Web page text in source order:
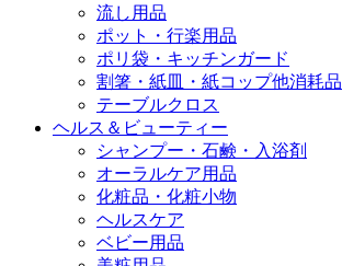
流し用品
ポット・行楽用品
ポリ袋・キッチンガード
割箸・紙皿・紙コップ他消耗品
テーブルクロス
ヘルス＆ビューティー
シャンプー・石鹸・入浴剤
オーラルケア用品
化粧品・化粧小物
ヘルスケア
ベビー用品